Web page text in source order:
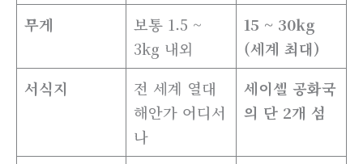
무게
보통 1.5 ~
3kg 내외
15 ~ 30kg
(세계 최대)
서식지
전 세계 열대
해안가 어디서
나
세이셸 공화국
의 단 2개 섬